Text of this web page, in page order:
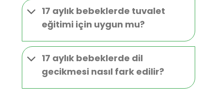
17 aylık bebeklerde tuvalet
eğitimi için uygun mu?
17 aylık bebeklerde dil
gecikmesi nasıl fark edilir?